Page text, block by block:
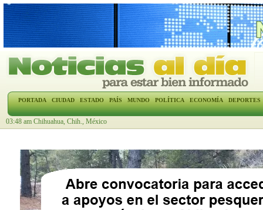
PORTADA CIUDAD ESTADO PAÍS MUNDO POLÍTICA ECONOMÍA DEPORTES
03:48 am Chihuahua, Chih., México